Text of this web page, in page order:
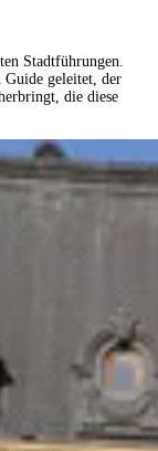
Stadtführungen.
Guide geleitet, der
die diese